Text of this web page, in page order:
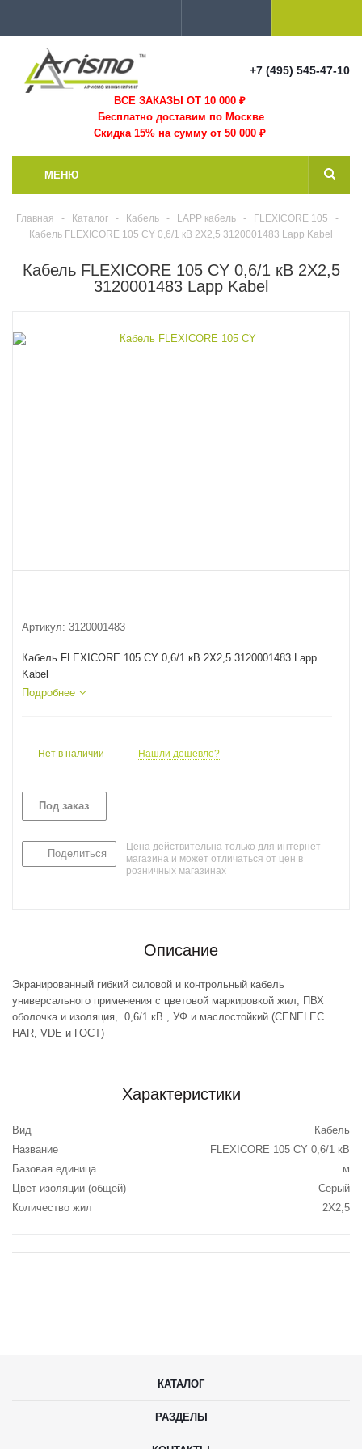
+7 (495) 545-47-10
ВСЕ ЗАКАЗЫ ОТ 10 000₽
Бесплатно доставим по Москве
Скидка 15% на сумму от 50 000 ₽
МЕНЮ
Главная - Каталог - Кабель - LAPP кабель - FLEXICORE 105
-
Кабель FLEXICORE 105 CY 0,6/1 кВ 2X2,5 3120001483 Lapp Kabel
Кабель FLEXICORE 105 CY 0,6/1 кВ 2X2,5
3120001483 Lapp Kabel
Артикул: 3120001483
Кабель FLEXICORE 105 CY 0,6/1 кВ 2X2,5 3120001483 Lapp
Kabel
Подробнее
Нет в наличии Нашли дешевле?
Под заказ
Поделиться
Цена действительна только для интернет-
магазина и может отличаться от цен в
розничных магазинах
Описание
Экранированный гибкий силовой и контрольный кабель
универсального применения с цветовой маркировкой жил, ПВХ
оболочка и изоляция, 0,6/1 кВ , УФ и маслостойкий (CENELEC
HAR, VDE и ГОСТ)
Характеристики
Вид
Кабель
Название
FLEXICORE 105 CY 0,6/1 кВ
Базовая единица
м
Цвет изоляции (общей)
Серый
Количество жил
2X2,5
КАТАЛОГ
РАЗДЕЛЫ